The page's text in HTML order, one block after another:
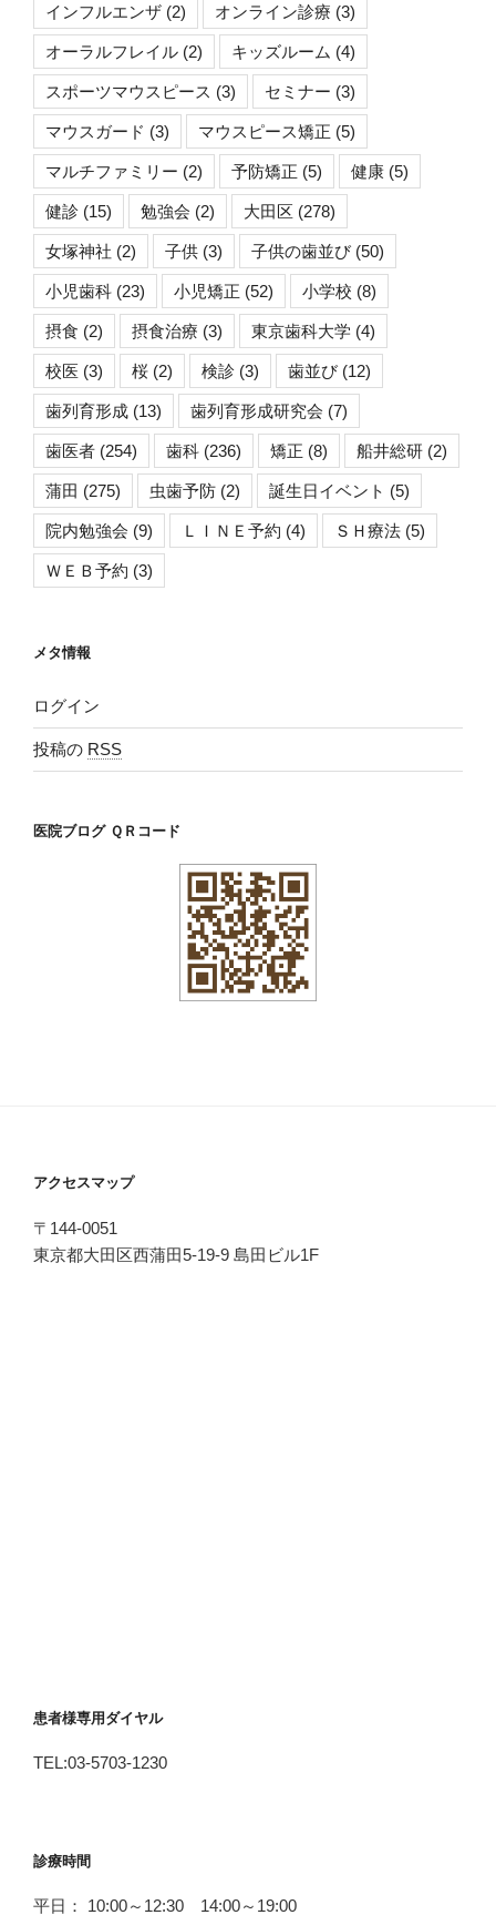
インフルエンザ (2) オンライン診療 (3)
オーラルフレイル (2) キッズルーム (4)
スポーツマウスピース (3) セミナー (3)
マウスガード (3) マウスピース矯正 (5)
マルチファミリー (2) 予防矯正 (5) 健康 (5)
健診 (15) 勉強会 (2) 大田区 (278)
女塚神社 (2) 子供 (3) 子供の歯並び (50)
小児歯科 (23) 小児矯正 (52) 小学校 (8)
摂食 (2) 摂食治療 (3) 東京歯科大学 (4)
校医 (3) 桜 (2) 検診 (3) 歯並び (12)
歯列育形成 (13) 歯列育形成研究会 (7)
歯医者 (254) 歯科 (236) 矯正 (8) 船井総研 (2)
蒲田 (275) 虫歯予防 (2) 誕生日イベント (5)
院内勉強会 (9) ＬＩＮＥ予約 (4) ＳＨ療法 (5)
ＷＥＢ予約 (3)
メタ情報
ログイン
投稿の RSS
医院ブログ ＱＲコード
アクセスマップ
〒144-0051
東京都大田区西蒲田5-19-9 島田ビル1F
患者様専用ダイヤル
TEL:03-5703-1230
診療時間
平日： 10:00～12:30 14:00～19:00